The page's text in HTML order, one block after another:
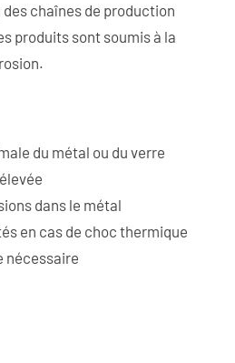
chaînes de production
produits sont soumis à la
du métal ou du verre
dans le métal
en cas de choc thermique
nécessaire